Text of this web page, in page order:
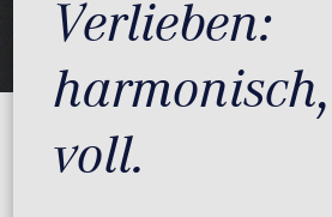
Verlieben:
voll.